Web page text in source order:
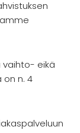
vaihto- eikä
n. 4